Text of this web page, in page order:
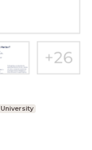
University